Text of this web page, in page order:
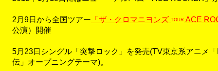
2月9日から全国ツアー 「ザ・クロマニヨンズ TOUR ACE
公演）開催
5月23日シングル「突撃ロック」を発売(TV東京系アニメ
伝」オープニングテーマ)。